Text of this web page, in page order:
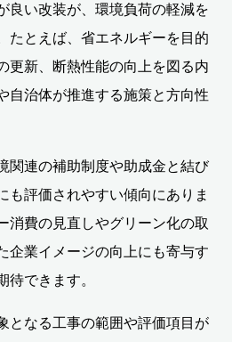
良い改装が、環境負荷の軽減を
たとえば、省エネルギーを目的
更新、断熱性能の向上を図る内
自治体が推進する施策と方向性
関連の補助制度や助成金と結び
も評価されやすい傾向にありま
消費の見直しやグリーン化の取
企業イメージの向上にも寄与す
待できます。
となる工事の範囲や評価項目が